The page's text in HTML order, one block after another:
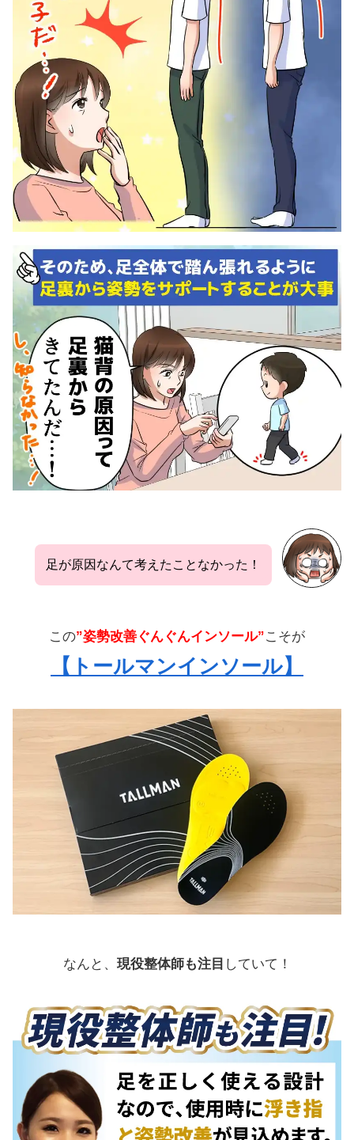
足が原因なんて考えたことなかった！
この”姿勢改善ぐんぐんインソール”こそが
【トールマンインソール】
なんと、 現役整体師も注目 していて！